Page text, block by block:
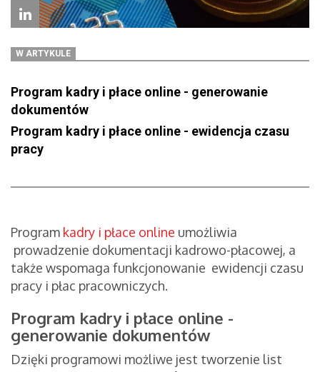
W ARTYKULE
Program kadry i płace online - generowanie
dokumentów
Program kadry i płace online - ewidencja czasu
pracy
Program kadry i płace online umożliwia
prowadzenie dokumentacji kadrowo-płacowej, a
także wspomaga funkcjonowanie ewidencji czasu
pracy i płac pracowniczych.
Program kadry i płace online -
generowanie dokumentów
Dzięki programowi możliwe jest tworzenie list